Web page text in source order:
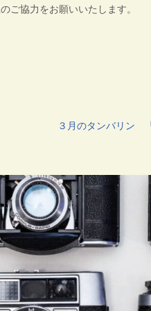
ご協力をお願いいたします。
３月のタンバリン